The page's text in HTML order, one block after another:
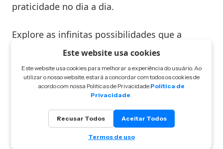
praticidade no dia a dia.
Explore as infinitas possibilidades que a
combinação de airfryer e acessórios
especializados oferece e descubra como
melhorar sua rotina alimentarcom refeições
mais práticas, saborosas e saudáveis.
Este website usa cookies
Este website usa cookies para melhorar a experiência do usuário. Ao
utilizar o nosso website, estará a concordar com todos os cookies de
acordo com nossa Politicas de Privacidade.Política de
Privacidade.
Recusar Todos Aceitar Todos
Termos de uso